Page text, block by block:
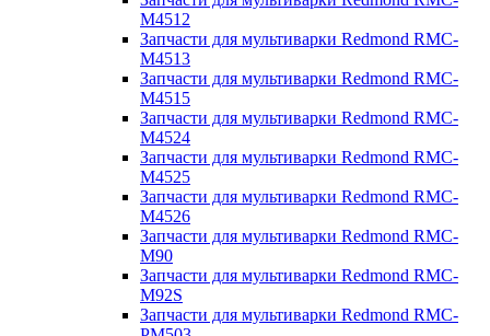
M4512
Запчасти для мультиварки Redmond RMC-
M4513
Запчасти для мультиварки Redmond RMC-
M4515
Запчасти для мультиварки Redmond RMC-
M4524
Запчасти для мультиварки Redmond RMC-
M4525
Запчасти для мультиварки Redmond RMC-
M4526
Запчасти для мультиварки Redmond RMC-
M90
Запчасти для мультиварки Redmond RMC-
M92S
Запчасти для мультиварки Redmond RMC-